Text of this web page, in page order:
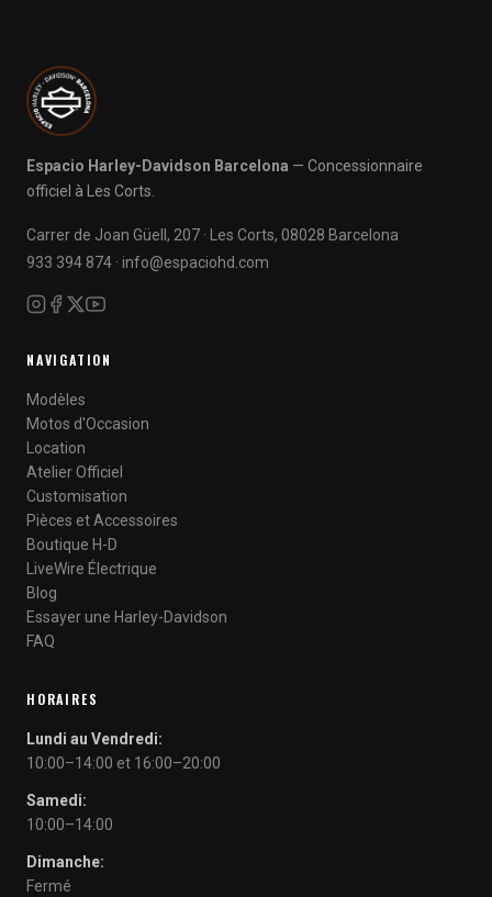
Espacio Harley-Davidson Barcelona — Concessionnaire
officiel à Les Corts.
Carrer de Joan Güell, 207 · Les Corts, 08028 Barcelona
933 394 874 · info@espaciohd.com
NAVIGATION
Modèles
Motos d'Occasion
Location
Atelier Officiel
Customisation
Pièces et Accessoires
Boutique H-D
LiveWire Électrique
Blog
Essayer une Harley-Davidson
FAQ
HORAIRES
Lundi au Vendredi:
10:00–14:00 et 16:00–20:00
Samedi:
10:00–14:00
Dimanche:
Fermé